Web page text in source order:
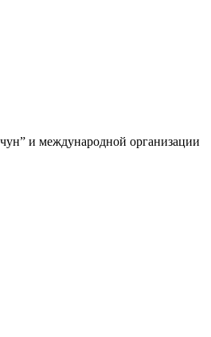
и международной организации